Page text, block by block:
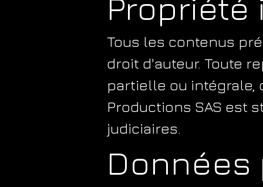
Tous les contenus
droit d'auteur. Toute
partielle ou intégrale,
Productions SAS est
judiciaires.